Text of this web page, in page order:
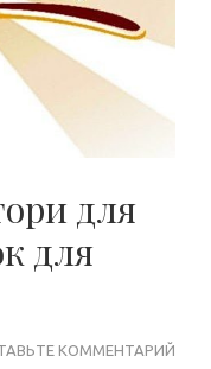
для
для
КОММЕНТАРИЙ